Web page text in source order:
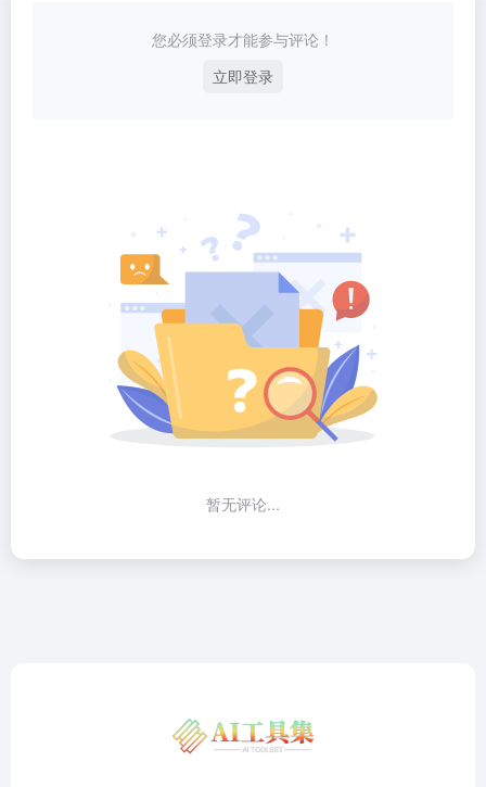
您必须登录才能参与评论！
立即登录
暂无评论...